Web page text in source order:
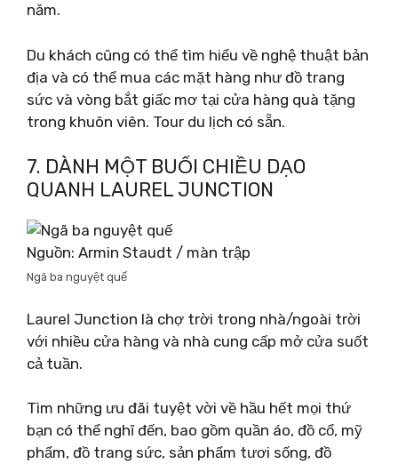
năm.
Du khách cũng có thể tìm hiểu về nghệ thuật bản
địa và có thể mua các mặt hàng như đồ trang
sức và vòng bắt giấc mơ tại cửa hàng quà tặng
trong khuôn viên. Tour du lịch có sẵn.
7. DÀNH MỘT BUỔI CHIỀU DẠO
QUANH LAUREL JUNCTION
Nguồn: Armin Staudt / màn trập
Ngã ba nguyệt quế
Laurel Junction là chợ trời trong nhà/ngoài trời
với nhiều cửa hàng và nhà cung cấp mở cửa suốt
cả tuần.
Tìm những ưu đãi tuyệt vời về hầu hết mọi thứ
bạn có thể nghĩ đến, bao gồm quần áo, đồ cổ, mỹ
phẩm, đồ trang sức, sản phẩm tươi sống, đồ